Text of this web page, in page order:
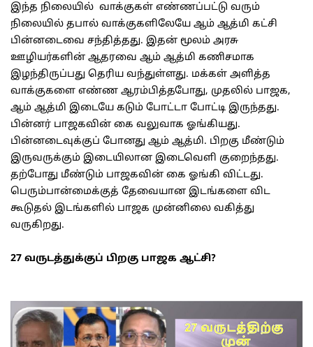
இந்த நிலையில் வாக்குகள் எண்ணப்பட்டு வரும்
நிலையில் தபால் வாக்குகளிலேயே ஆம் ஆத்மி கட்சி
பின்னடைவை சந்தித்தது. இதன் மூலம் அரசு
ஊழியர்களின் ஆதரவை ஆம் ஆத்மி கணிசமாக
இழந்திருப்பது தெரிய வந்துள்ளது. மக்கள் அளித்த
வாக்குகளை எண்ண ஆரம்பித்தபோது, முதலில் பாஜக,
ஆம் ஆத்மி இடையே கடும் போட்டா போட்டி இருந்தது.
பின்னர் பாஜகவின் கை வலுவாக ஓங்கியது.
பின்னடைவுக்குப் போனது ஆம் ஆத்மி. பிறகு மீண்டும்
இருவருக்கும் இடையிலான இடைவெளி குறைந்தது.
தற்போது மீண்டும் பாஜகவின் கை ஓங்கி விட்டது.
பெரும்பான்மைக்குத் தேவையான இடங்களை விட
கூடுதல் இடங்களில் பாஜக முன்னிலை வகித்து
வருகிறது.
27 வருடத்துக்குப் பிறகு பாஜக ஆட்சி?